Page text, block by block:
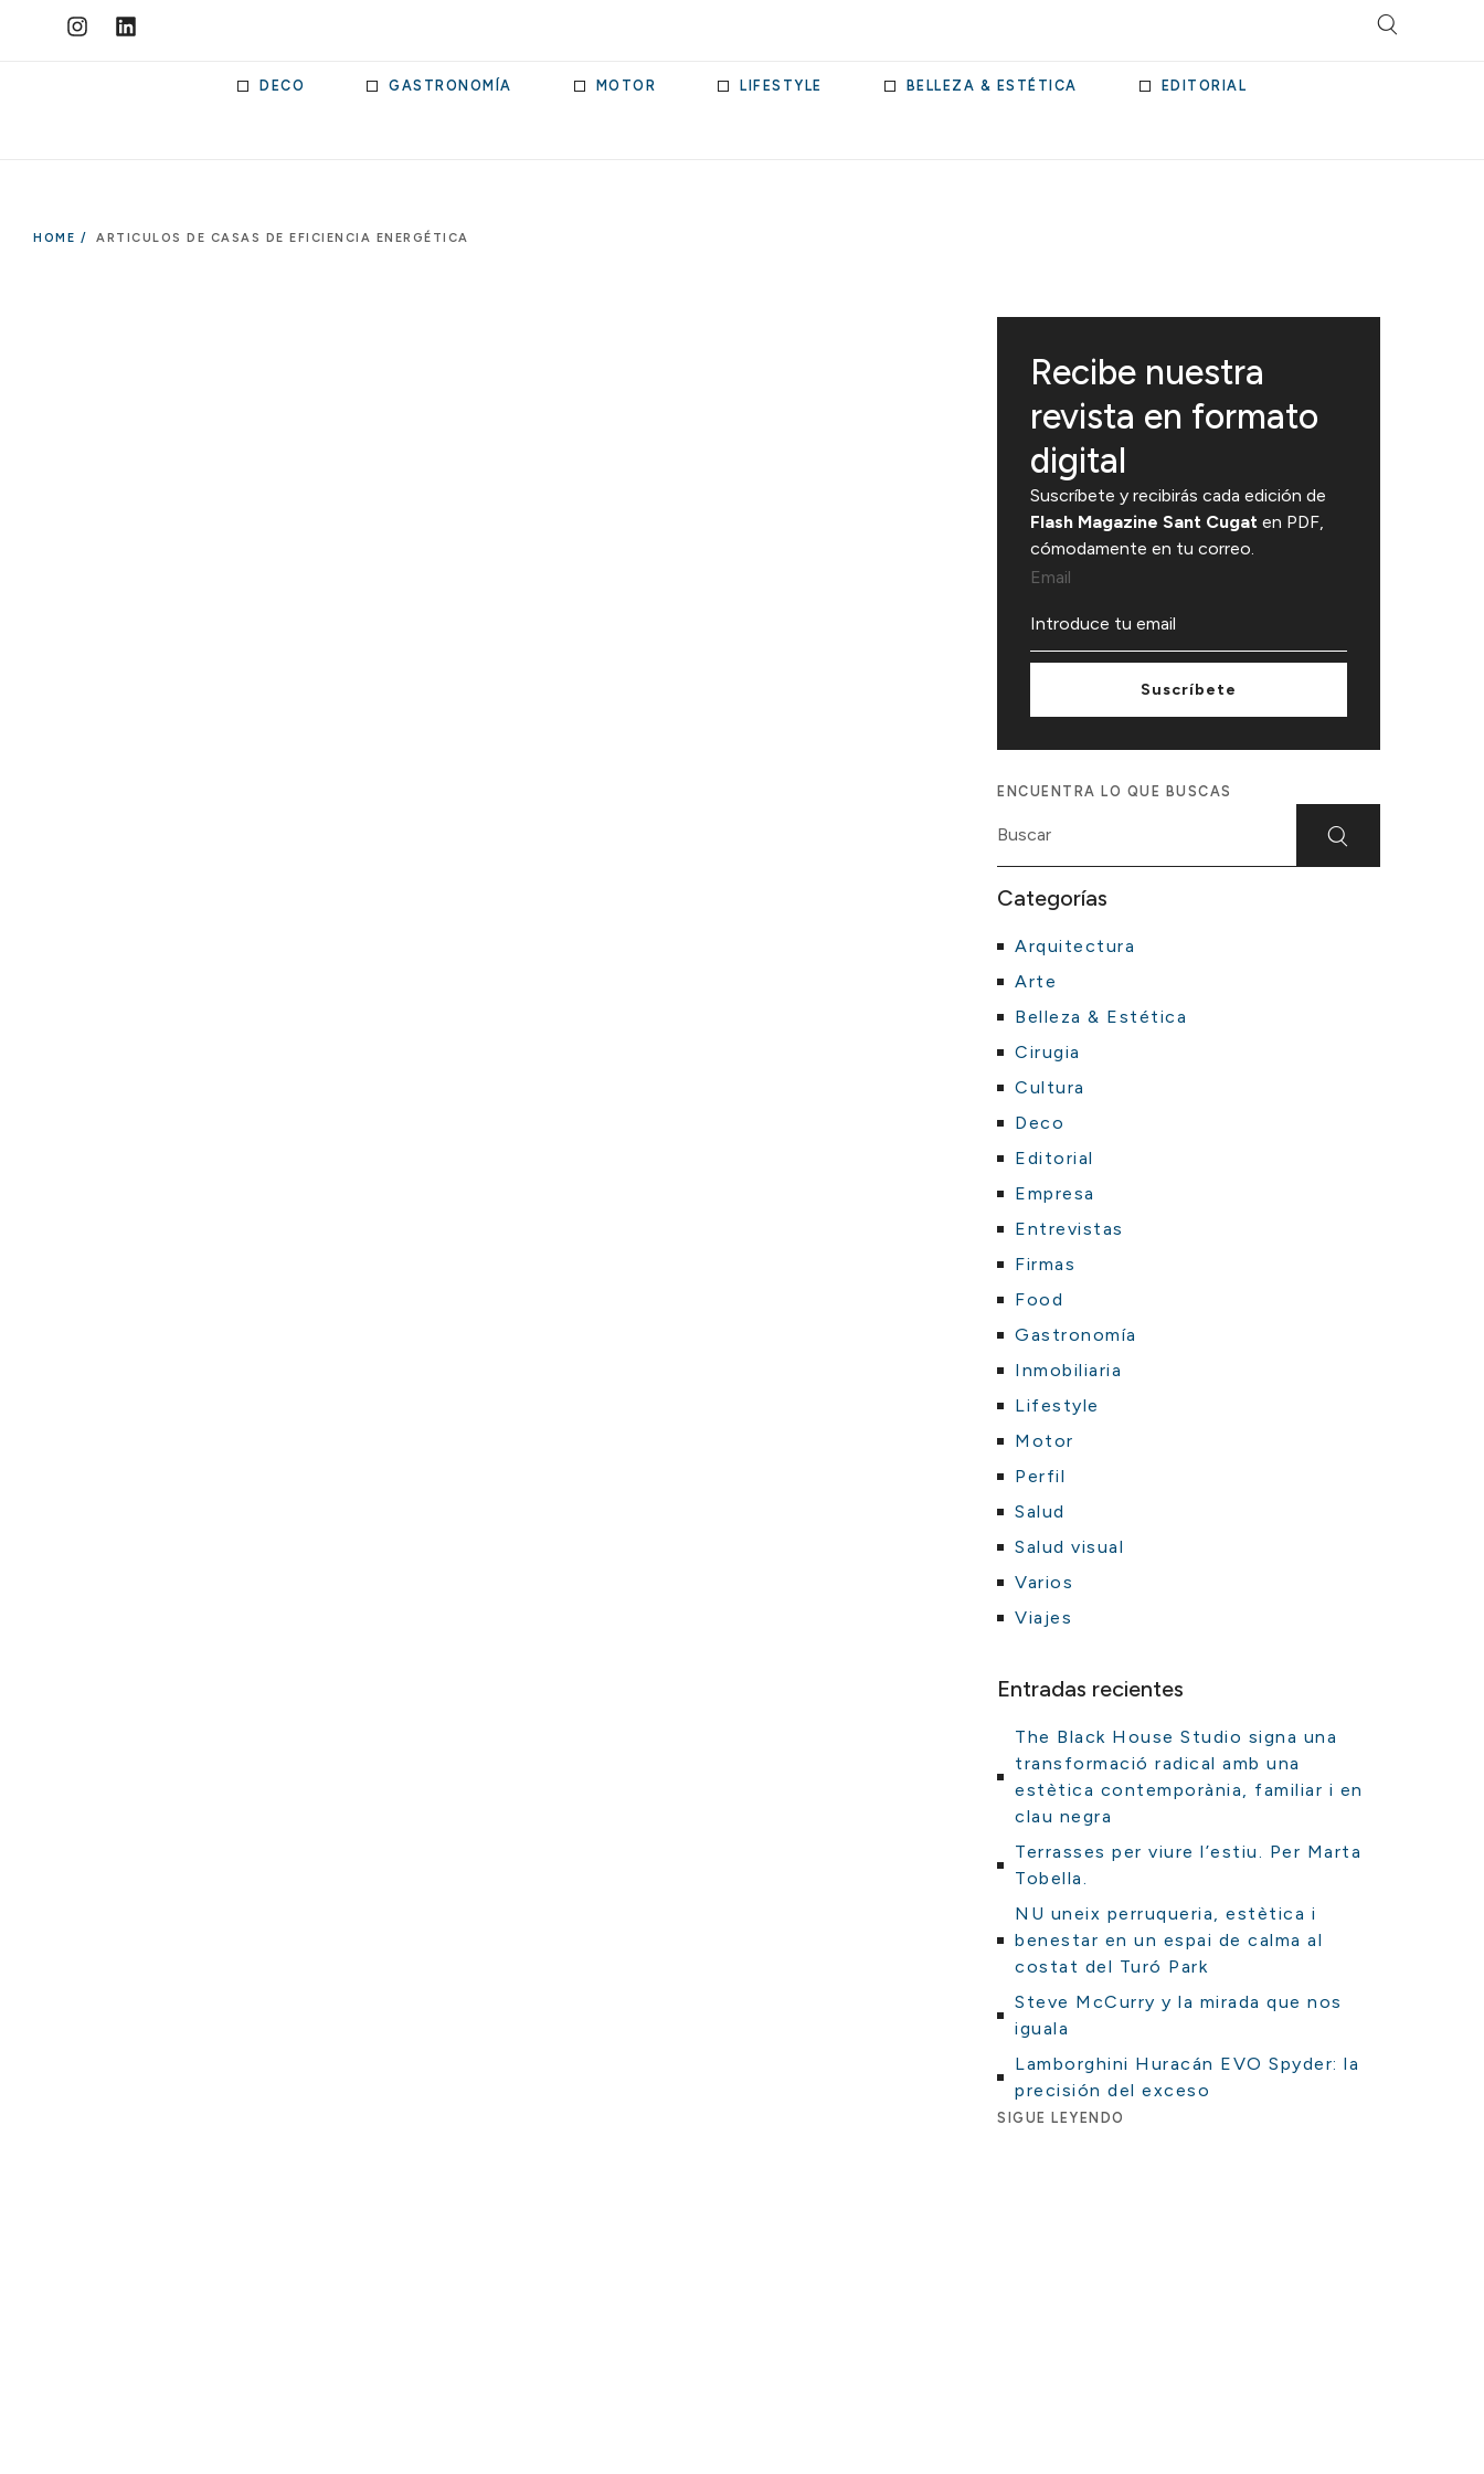
DECO GASTRONOMÍA MOTOR LIFESTYLE BELLEZA & ESTÉTICA EDITORIAL
HOME / ARTICULOS DE CASAS DE EFICIENCIA ENERGÉTICA
Recibe nuestra
revista en formato
digital
Suscríbete y recibirás cada edición de
Flash Magazine Sant Cugat en PDF,
cómodamente en tu correo.
Email
Suscríbete
ENCUENTRA LO QUE BUSCAS
Categorías
Arquitectura
Arte
Belleza & Estética
Cirugia
Cultura
Deco
Editorial
Empresa
Entrevistas
Firmas
Food
Gastronomía
Inmobiliaria
Lifestyle
Motor
Perfil
Salud
Salud visual
Varios
Viajes
Entradas recientes
The Black House Studio signa una
transformació radical amb una
estètica contemporània, familiar i en
clau negra
Terrasses per viure l’estiu. Per Marta
Tobella.
NU uneix perruqueria, estètica i
benestar en un espai de calma al
costat del Turó Park
Steve McCurry y la mirada que nos
iguala
Lamborghini Huracán EVO Spyder: la
precisión del exceso
SIGUE LEYENDO